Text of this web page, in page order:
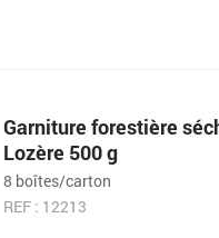
Garniture forestière
Lozère 500 g
8 boîtes/carton
REF : 12213